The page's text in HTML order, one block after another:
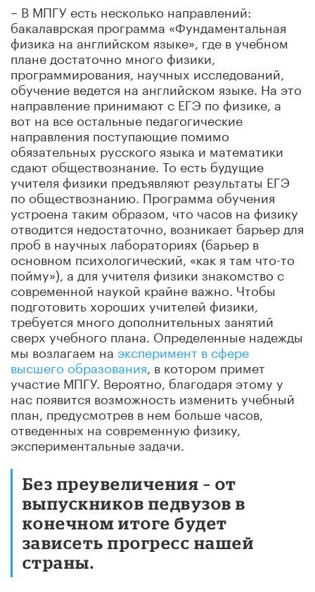
– В МПГУ есть несколько направлений:
бакалаврская программа «Фундаментальная
физика на английском языке», где в учебном
плане достаточно много физики,
программирования, научных исследований,
обучение ведется на английском языке. На это
направление принимают с ЕГЭ по физике, а
вот на все остальные педагогические
направления поступающие помимо
обязательных русского языка и математики
сдают обществознание. То есть будущие
учителя физики предъявляют результаты ЕГЭ
по обществознанию. Программа обучения
устроена таким образом, что часов на физику
отводится недостаточно, возникает барьер для
проб в научных лабораториях (барьер в
основном психологический, «как я там что-то
пойму»), а для учителя физики знакомство с
современной наукой крайне важно. Чтобы
подготовить хороших учителей физики,
требуется много дополнительных занятий
сверх учебного плана. Определенные надежды
мы возлагаем на эксперимент в сфере
высшего образования , в котором примет
участие МПГУ. Вероятно, благодаря этому у
нас появится возможность изменить учебный
план, предусмотрев в нем больше часов,
отведенных на современную физику,
экспериментальные задачи.
Без преувеличения – от
выпускников педвузов в
конечном итоге будет
зависеть прогресс нашей
страны.